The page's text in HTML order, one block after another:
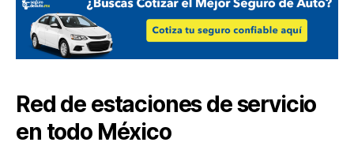
Red de estaciones de servicio
en todo México